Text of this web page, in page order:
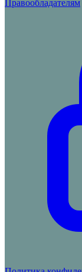
Правообладателям